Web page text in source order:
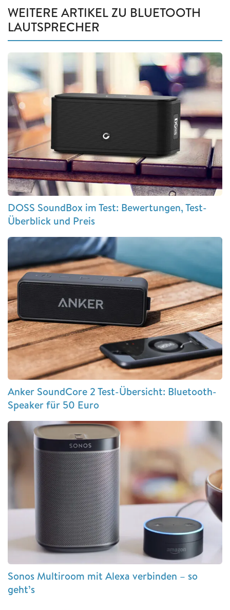
WEITERE ARTIKEL ZU BLUETOOTH
LAUTSPRECHER
DOSS SoundBox im Test: Bewertungen, Test-
Überblick und Preis
Anker SoundCore 2 Test-Übersicht: Bluetooth-
Speaker für 50 Euro
Sonos Multiroom mit Alexa verbinden – so
geht’s